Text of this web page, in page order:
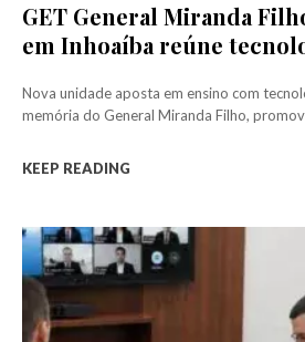
GET General Miranda
em Inhoaíba reúne
Nova unidade aposta em ensino com
memória do General Miranda Filho,
KEEP READING